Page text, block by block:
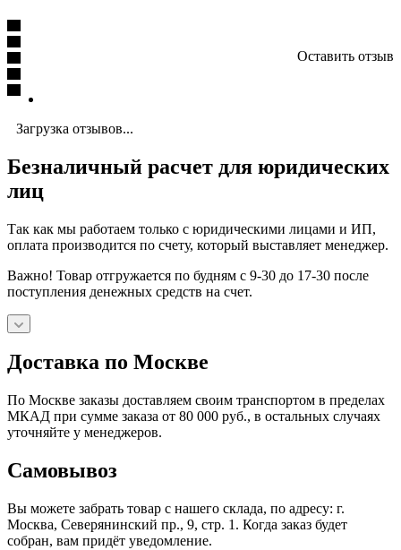
Оставить отзыв
Загрузка отзывов...
Безналичный расчет для юридических
лиц
Так как мы работаем только с юридическими лицами и ИП,
оплата производится по счету, который выставляет менеджер.
Важно! Товар отгружается по будням с 9-30 до 17-30 после
поступления денежных средств на счет.
Доставка по Москве
По Москве заказы доставляем своим транспортом в пределах
МКАД при сумме заказа от 80 000 руб., в остальных случаях
уточняйте у менеджеров.
Самовывоз
Вы можете забрать товар с нашего склада, по адресу: г.
Москва, Северянинский пр., 9, стр. 1. Когда заказ будет
собран, вам придёт уведомление.